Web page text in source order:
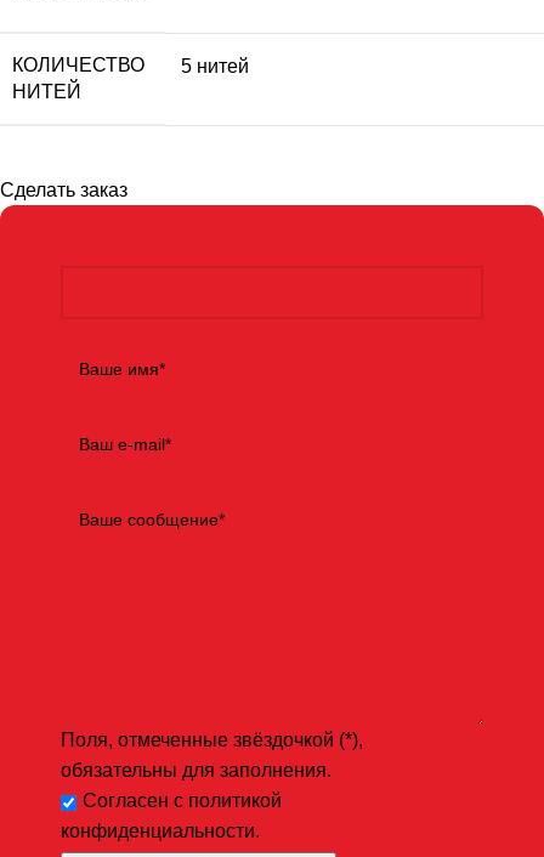
КОЛИЧЕСТВО
НИТЕЙ
5 нитей
Сделать заказ
Поля, отмеченные звёздочкой (*),
обязательны для заполнения.
Согласен с политикой
конфиденциальности.